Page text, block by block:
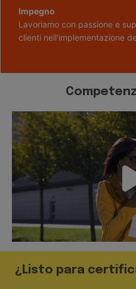
Impegno
Lavoriamo con passione e
clienti nell'implementazione
¿Listo para